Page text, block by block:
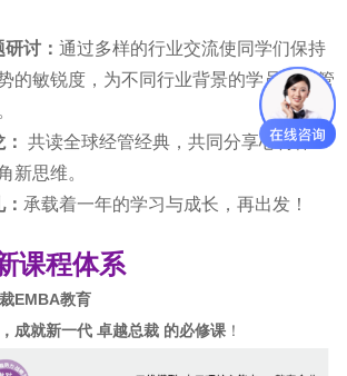
研讨： 通过多样的行业交流使同学们保持
的敏锐度，为不同行业背景的学员发现管
共读全球经管经典，共同分享心得体
新思维。
承载着一年的学习与成长，再出发！
课程体系
EMBA教育
就新一代 卓越总裁 的必修课！